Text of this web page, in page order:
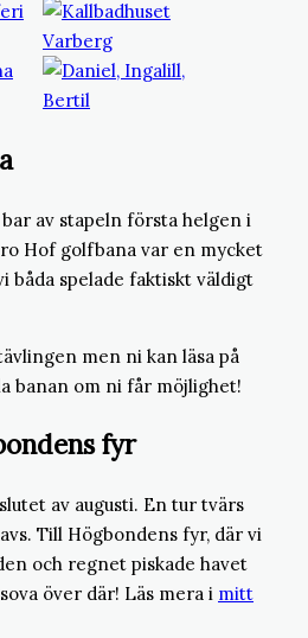
av stapeln första helgen i
Hof golfbana var en mycket
båda spelade faktiskt väldigt
men ni kan läsa på
banan om ni får möjlighet!
fyr
av augusti. En tur tvärs
Till Högbondens fyr, där vi
och regnet piskade havet
över där! Läs mera i mitt